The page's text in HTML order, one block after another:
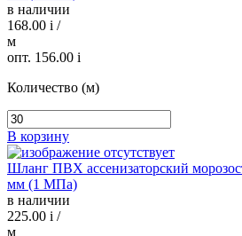
в наличии
168.00 i /
м
опт. 156.00 i
Количество (м)
В корзину
Шланг ПВХ ассенизаторский
мм (1 МПа)
в наличии
225.00 i /
м